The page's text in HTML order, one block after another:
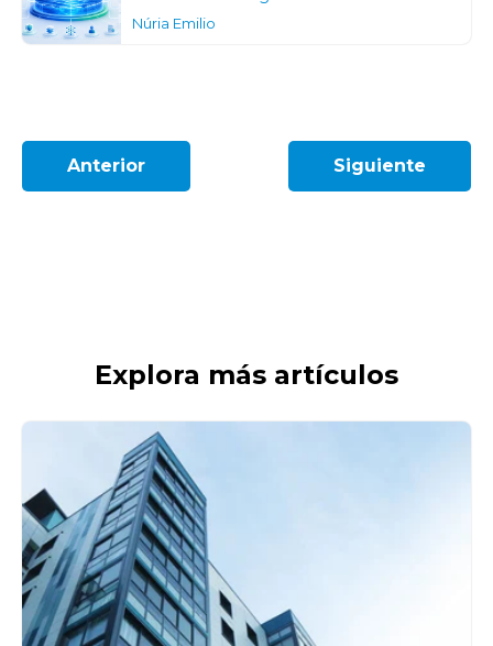
Núria Emilio
Anterior Siguiente
Explora más artículos